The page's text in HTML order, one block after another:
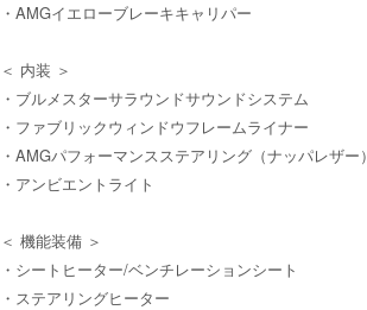
・AMGイエローブレーキキャリパー
＜ 内装 ＞
・ブルメスターサラウンドサウンドシステム
・ファブリックウィンドウフレームライナー
・AMGパフォーマンスステアリング（ナッパレザー）
・アンビエントライト
＜ 機能装備 ＞
・シートヒーター/ベンチレーションシート
・ステアリングヒーター